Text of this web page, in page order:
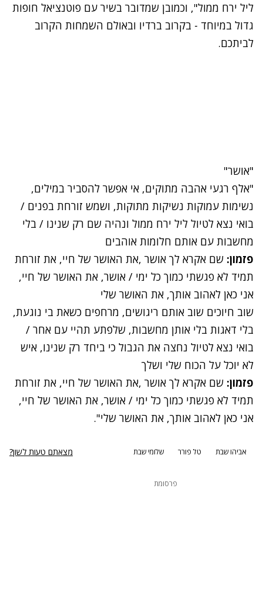
ליל ירח ממול", וכמובן שמדובר בשיר עם פוטנציאל חופות
גדול במיוחד - בקרוב ברדיו ובאולם השמחות הקרוב
לביתכם.
"אושר"
"אלף רגעי אהבה מתוקים, אי אפשר להסביר במילים,
נשימות עמוקות נשיקות מתוקות, ושמש זורחת בפנים /
בואי נצא לטיול ליל ירח ממול ונהיה שם רק שנינו / בלי
מחשבות עם אותם חלומות אוהבים
פזמון: שם אקרא לך אושר ,את האושר של חיי, את זורחת
תמיד לא פגשתי כמוך כל ימי / אושר, את האושר של חיי,
אני כאן לאהוב אותך, את האושר שלי
שוב חיוכים שוב אותם ריגושים, מרחפים כשאת בי נוגעת,
בלי דאגות בלי אותן מחשבות, שלפתע תהיי עם אחר /
בואי נצא לטיול נחצה את הגבול כי ביחד רק שנינו, איש
לא יוכל על הכוח שלי ושלך
פזמון: שם אקרא לך אושר ,את האושר של חיי, את זורחת
תמיד לא פגשתי כמוך כל ימי / אושר, את האושר של חיי,
אני כאן לאהוב אותך, את האושר שלי".
אביהו שבת טל פורר שלומי שבת מצאתם טעות לשון?
פרסומת